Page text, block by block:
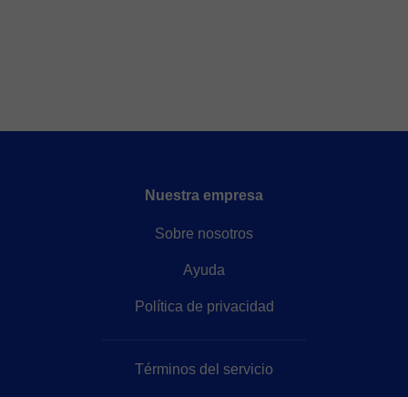
Nuestra empresa
Sobre nosotros
Ayuda
Política de privacidad
Términos del servicio